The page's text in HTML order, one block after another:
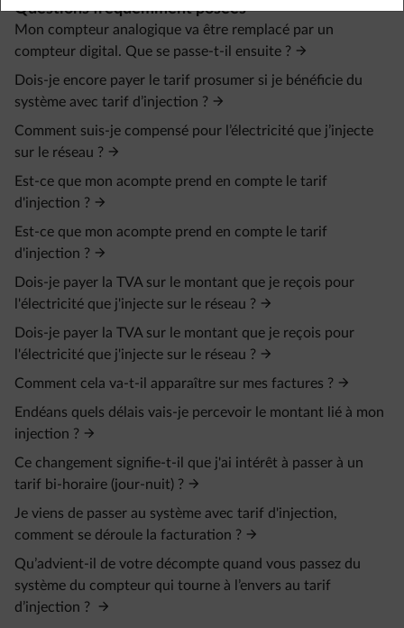
Questions fréquemment posées
Mon compteur analogique va être remplacé par un
compteur digital. Que se passe-t-il ensuite ?
Dois-je encore payer le tarif prosumer si je bénéficie du
système avec tarif d’injection ?
Comment suis-je compensé pour l’électricité que j’injecte
sur le réseau ?
Est-ce que mon acompte prend en compte le tarif
d'injection ?
Est-ce que mon acompte prend en compte le tarif
d'injection ?
Dois-je payer la TVA sur le montant que je reçois pour
l'électricité que j'injecte sur le réseau ?
Dois-je payer la TVA sur le montant que je reçois pour
l'électricité que j'injecte sur le réseau ?
Comment cela va-t-il apparaître sur mes factures ?
Endéans quels délais vais-je percevoir le montant lié à mon
injection ?
Ce changement signifie-t-il que j'ai intérêt à passer à un
tarif bi-horaire (jour-nuit) ?
Je viens de passer au système avec tarif d'injection,
comment se déroule la facturation ?
Qu’advient-il de votre décompte quand vous passez du
système du compteur qui tourne à l’envers au tarif
d’injection ?